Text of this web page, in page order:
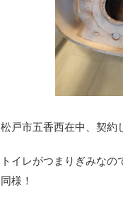
松戸市五香西在中、契約
トイレがつまりぎみな
同様！